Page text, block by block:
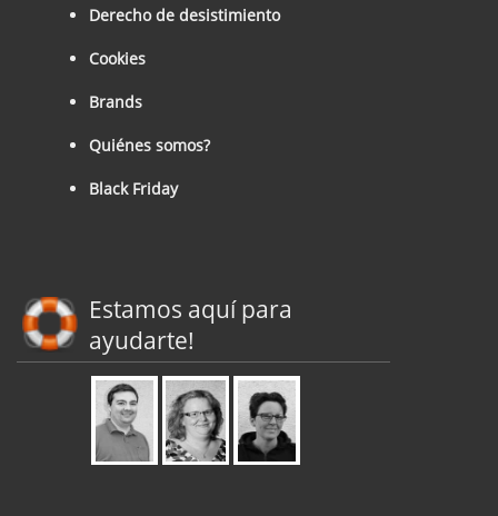
Derecho de desistimiento
Cookies
Brands
Quiénes somos?
Black Friday
Estamos aquí para
ayudarte!